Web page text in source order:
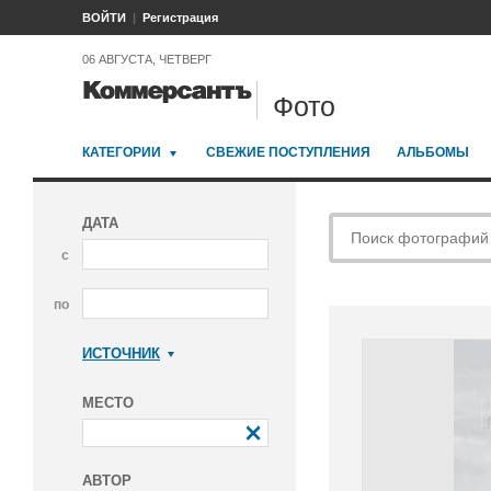
ВОЙТИ Регистрация
06 АВГУСТА, ЧЕТВЕРГ
Фото
КАТЕГОРИИ СВЕЖИЕ ПОСТУПЛЕНИЯ АЛЬБОМЫ
ДАТА
с
по
ИСТОЧНИК
МЕСТО
АВТОР